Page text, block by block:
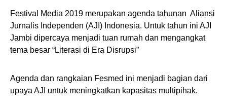
Festival Media 2019 merupakan agenda tahunan Aliansi
Jurnalis Independen (AJI) Indonesia. Untuk tahun ini AJI
Jambi dipercaya menjadi tuan rumah dan mengangkat
tema besar “Literasi di Era Disrupsi”
Agenda dan rangkaian Fesmed ini menjadi bagian dari
upaya AJI untuk meningkatkan kapasitas multipihak.